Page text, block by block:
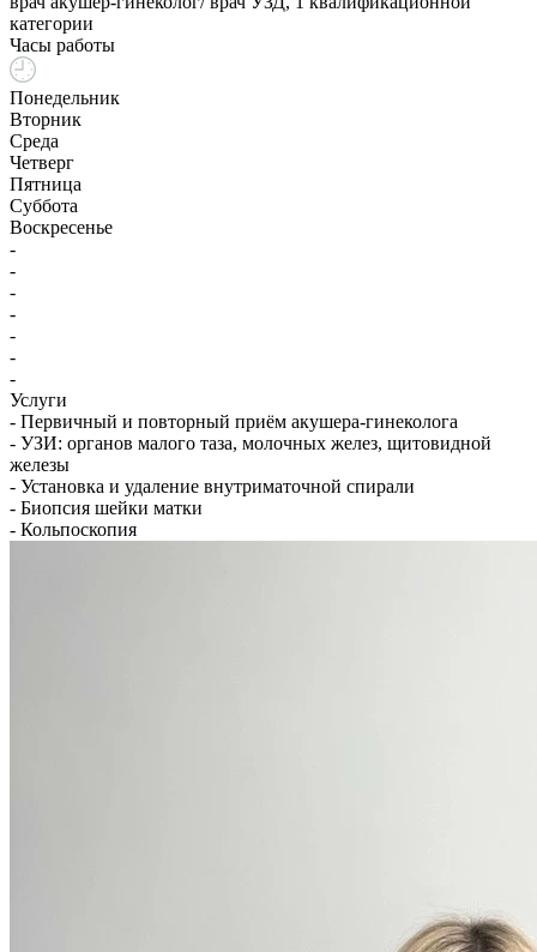
категории
Часы работы
Понедельник
Вторник
Среда
Четверг
Пятница
Суббота
Воскресенье
-
-
-
-
-
-
-
Услуги
- Первичный и повторный приём акушера-гинеколога
- УЗИ: органов малого таза, молочных желез, щитовидной
железы
- Установка и удаление внутриматочной спирали
- Биопсия шейки матки
- Кольпоскопия